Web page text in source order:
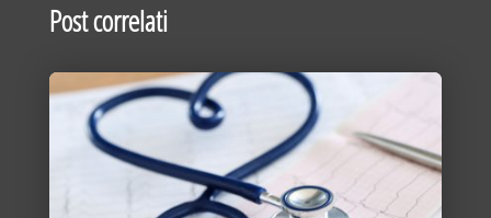
Post correlati